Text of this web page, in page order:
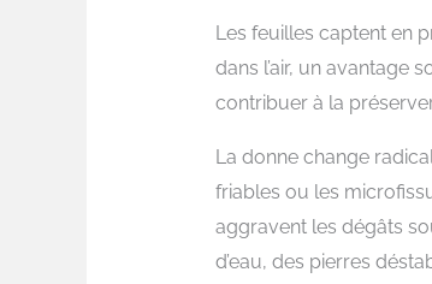
Les feuilles captent en
dans l’air, un avantage
contribuer à la
La donne change
friables ou les
aggravent les dégâts
d’eau, des pierres